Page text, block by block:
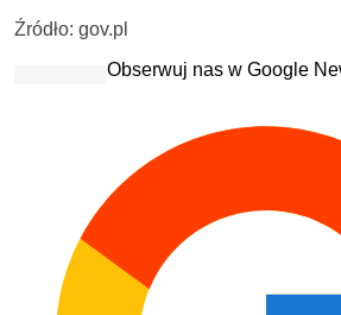
Źródło: gov.pl
Obserwuj nas w Google